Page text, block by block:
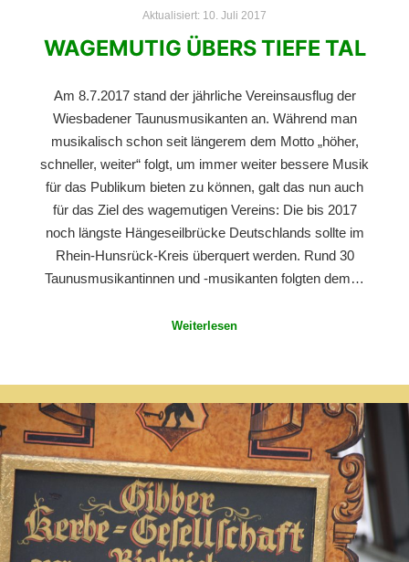
Aktualisiert: 10. Juli 2017
WAGEMUTIG ÜBERS TIEFE TAL
Am 8.7.2017 stand der jährliche Vereinsausflug der
Wiesbadener Taunusmusikanten an. Während man
musikalisch schon seit längerem dem Motto „höher,
schneller, weiter“ folgt, um immer weiter bessere Musik
für das Publikum bieten zu können, galt das nun auch
für das Ziel des wagemutigen Vereins: Die bis 2017
noch längste Hängeseilbrücke Deutschlands sollte im
Rhein-Hunsrück-Kreis überquert werden. Rund 30
Taunusmusikantinnen und -musikanten folgten dem…
Weiterlesen